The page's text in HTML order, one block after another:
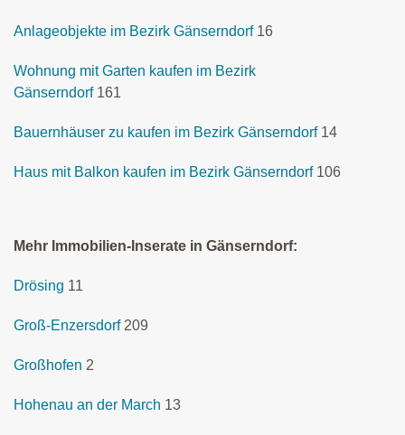
Anlageobjekte im Bezirk Gänserndorf 16
Wohnung mit Garten kaufen im Bezirk
Gänserndorf 161
Bauernhäuser zu kaufen im Bezirk Gänserndorf 14
Haus mit Balkon kaufen im Bezirk Gänserndorf 106
Mehr Immobilien-Inserate in Gänserndorf:
Drösing 11
Groß-Enzersdorf 209
Großhofen 2
Hohenau an der March 13